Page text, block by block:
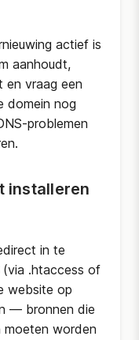
actief is
aanhoudt,
en vraag een
domein nog
problemen
installeren
in te
.htaccess of
website op
— bronnen die
worden